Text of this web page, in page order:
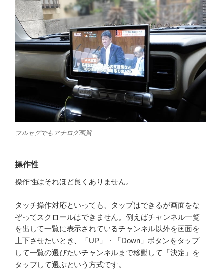
フルセグでもアナログ画質
操作性
操作性はそれほど良くありません。
タッチ操作対応といっても、タップはできるが画面をな
ぞってスクロールはできません。例えばチャンネル一覧
を出して一覧に表示されているチャンネル以外を画面を
上下させたいとき、「UP」・「Down」ボタンをタップ
して一覧の選びたいチャンネルまで移動して「決定」を
タップして選ぶという方式です。